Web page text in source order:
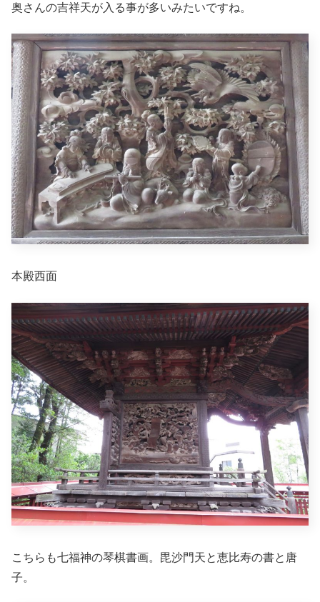
奥さんの吉祥天が入る事が多いみたいですね。
本殿西面
こちらも七福神の琴棋書画。毘沙門天と恵比寿の書と唐
子。